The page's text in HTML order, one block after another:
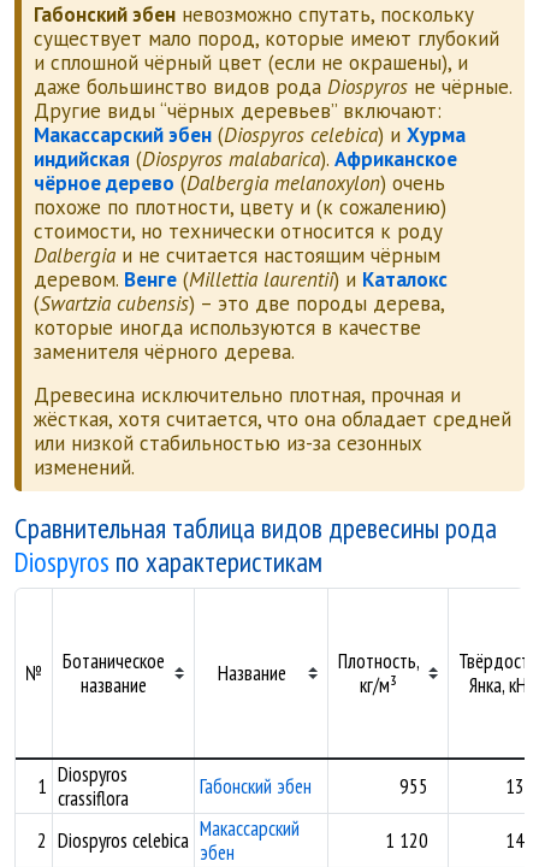
Габонский эбен невозможно спутать, поскольку
существует мало пород, которые имеют глубокий
и сплошной чёрный цвет (если не окрашены), и
даже большинство видов рода Diospyros не чёрные.
Другие виды чёрных деревьев включают:
Макассарский эбен (Diospyros celebica) и Хурма
индийская (Diospyros malabarica). Африканское
чёрное дерево (Dalbergia melanoxylon) очень
похоже по плотности, цвету и (к сожалению)
стоимости, но технически относится к роду
Dalbergia и не считается настоящим чёрным
деревом. Венге (Millettia laurentii) и Каталокс
(Swartzia cubensis) – это две породы дерева,
которые иногда используются в качестве
заменителя чёрного дерева.
Древесина исключительно плотная, прочная и
жёсткая, хотя считается, что она обладает средней
или низкой стабильностью из-за сезонных
изменений.
Сравнительная таблица видов древесины рода
Diospyros по характеристикам
№
Ботаническое
название
Название
Плотность,
кг/м³
Твёрдость
Янка, кН
1 Diospyros
crassiflora
Габонский эбен 955
2 Diospyros celebica Макассарский
эбен
1 120